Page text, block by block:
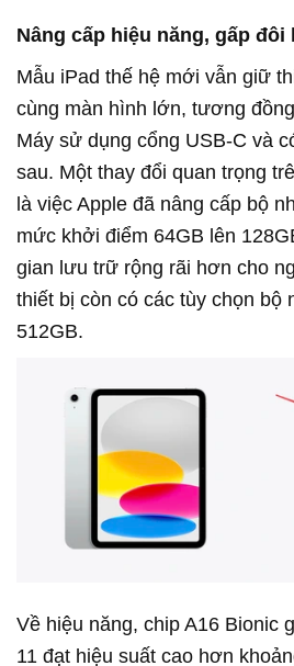
Nâng cấp hiệu năng, gấp đôi
Mẫu iPad thế hệ mới vẫn giữ
cùng màn hình lớn, tương
Máy sử dụng cổng USB-C và
sau. Một thay đổi quan trọng
là việc Apple đã nâng cấp bộ
mức khởi điểm 64GB lên
gian lưu trữ rộng rãi hơn cho
thiết bị còn có các tùy chọn bộ
512GB.
Về hiệu năng, chip A16 Bionic
11 đạt hiệu suất cao hơn